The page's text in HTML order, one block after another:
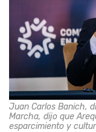
Juan Carlos Banich,
Marcha, dijo que
esparcimiento y